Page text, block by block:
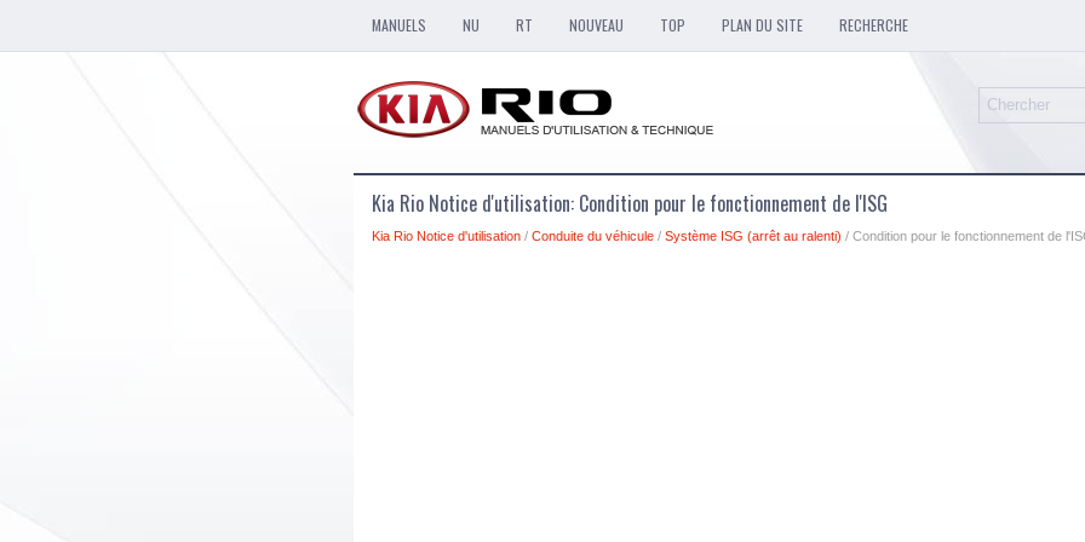
MANUELS NU RT NOUVEAU TOP PLAN DU SITE RECHERCHE
Kia Rio Notice d'utilisation: Condition pour le fonctionnement de l'ISG
Kia Rio Notice d'utilisation / Conduite du véhicule / Système ISG (arrêt au ralenti) / Condition pour le fonctionnement de